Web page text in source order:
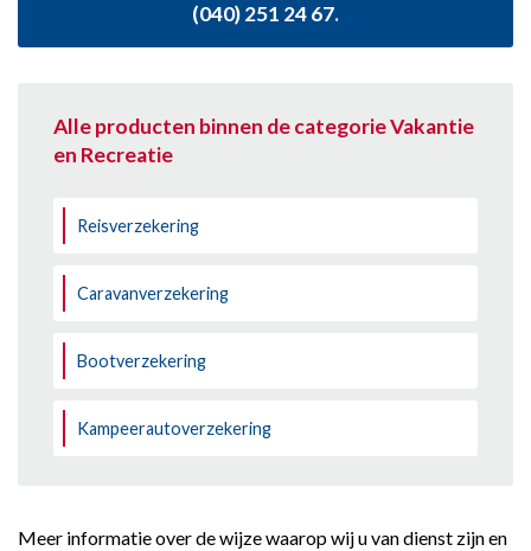
(040) 251 24 67.
Alle producten binnen de categorie Vakantie
en Recreatie
Reisverzekering
Caravanverzekering
Bootverzekering
Kampeerautoverzekering
Meer informatie over de wijze waarop wij u van dienst zijn en